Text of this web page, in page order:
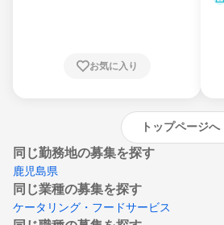
崎県、熊本県、大分県、宮崎県、鹿児島県、
お気に入り
トップページへ
同じ勤務地の募集を探す
鹿児島県
同じ業種の募集を探す
ケータリング・フードサービス